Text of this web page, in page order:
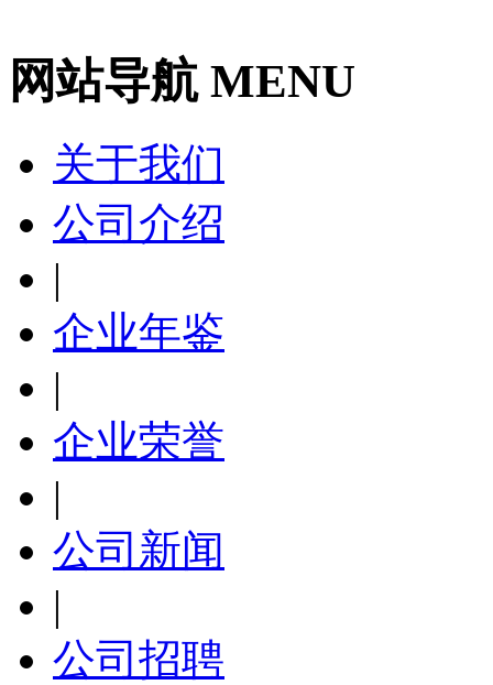
网站导航 MENU
关于我们
公司介绍
|
企业年鉴
|
企业荣誉
|
公司新闻
|
公司招聘